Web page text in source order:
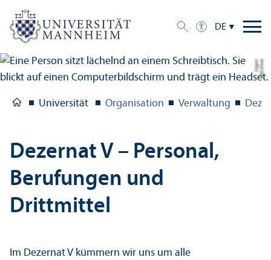
DE
Bil
d:
A
n
n
a
L
o
g
u
e
Universität Organisation Verwaltung
Dezernat V – Personal,
Berufungen und
Drittmittel
Im Dezernat V kümmern wir uns um alle